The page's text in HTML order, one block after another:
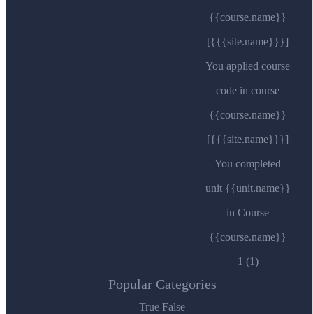
{{course.name}}
[{{{site.name}}}]
You applied course
code in course
{{course.name}}
[{{{site.name}}}]
You completed
unit {{unit.name}}
in Course
{{course.name}}
1 (1)
Popular Categories
True False